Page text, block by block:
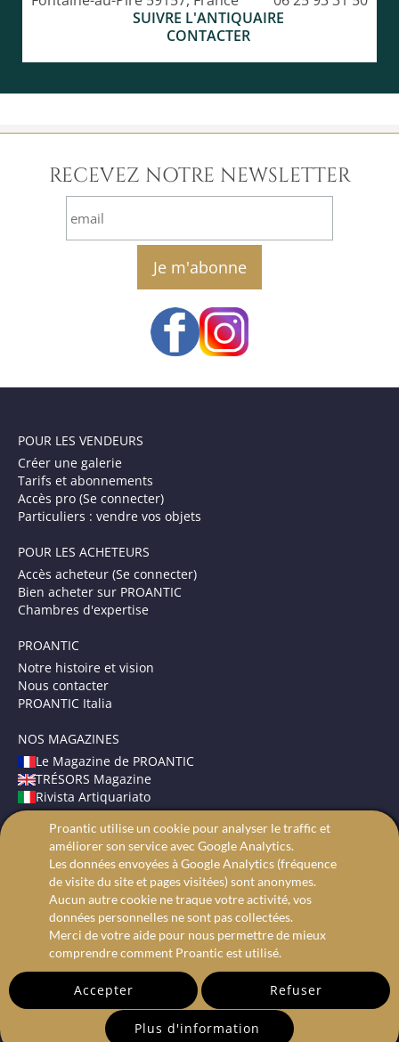
SUIVRE L'ANTIQUAIRE
CONTACTER
RECEVEZ NOTRE NEWSLETTER
email
POUR LES VENDEURS
Créer une galerie
Tarifs et abonnements
Accès pro (Se connecter)
Particuliers : vendre vos objets
POUR LES ACHETEURS
Accès acheteur (Se connecter)
Bien acheter sur PROANTIC
Chambres d'expertise
PROANTIC
Notre histoire et vision
Nous contacter
PROANTIC Italia
NOS MAGAZINES
Le Magazine de PROANTIC
TRÉSORS Magazine
Rivista Artiquariato
CONDITIONS GÉNÉRALES
Mentions légales
Protection des données
Recherche avancée
Proantic utilise un cookie pour analyser le traffic et
améliorer son service avec Google Analytics.
Les données envoyées à Google Analytics (fréquence
de visite du site et pages visitées) sont anonymes.
Aucun autre cookie ne traque votre activité, vos
données personnelles ne sont pas collectées.
Merci de votre aide pour nous permettre de mieux
comprendre comment Proantic est utilisé.
Accepter Refuser